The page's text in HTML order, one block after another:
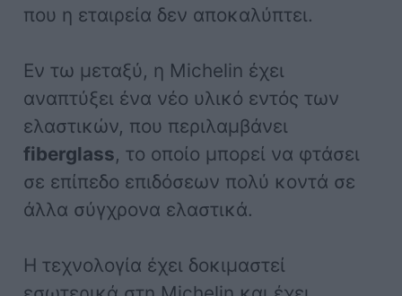
που η εταιρεία δεν αποκαλύπτει.
Εν τω μεταξύ, η Michelin έχει
αναπτύξει ένα νέο υλικό εντός των
ελαστικών, που περιλαμβάνει
fiberglass, το οποίο μπορεί να φτάσει
σε επίπεδο επιδόσεων πολύ κοντά σε
άλλα σύγχρονα ελαστικά.
Η τεχνολογία έχει δοκιμαστεί